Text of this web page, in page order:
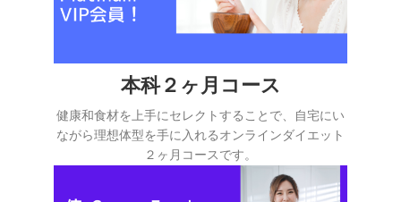
本科２ヶ月コース
健康和食材を上手にセレクトすることで、自宅にい
ながら理想体型を手に入れるオンラインダイエット
２ヶ月コースです。